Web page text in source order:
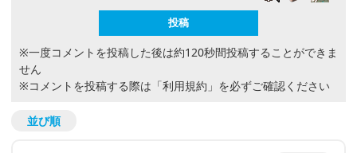
※一度コメントを投稿した後は約120秒間投稿することができま
せん
※コメントを投稿する際は 「利用規約」 を必ずご確認ください
並び順